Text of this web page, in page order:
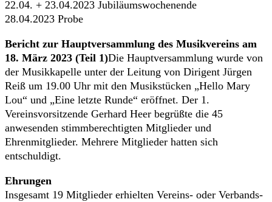
22.04. + 23.04.2023 Jubiläumswochenende
28.04.2023 Probe
Bericht zur Hauptversammlung des Musikvereins am
18. März 2023 (Teil 1)Die Hauptversammlung wurde von
der Musikkapelle unter der Leitung von Dirigent Jürgen
Reiß um 19.00 Uhr mit den Musikstücken „Hello Mary
Lou“ und „Eine letzte Runde“ eröffnet. Der 1.
Vereinsvorsitzende Gerhard Heer begrüßte die 45
anwesenden stimmberechtigten Mitglieder und
Ehrenmitglieder. Mehrere Mitglieder hatten sich
entschuldigt.
Ehrungen
Insgesamt 19 Mitglieder erhielten Vereins- oder Verbands-